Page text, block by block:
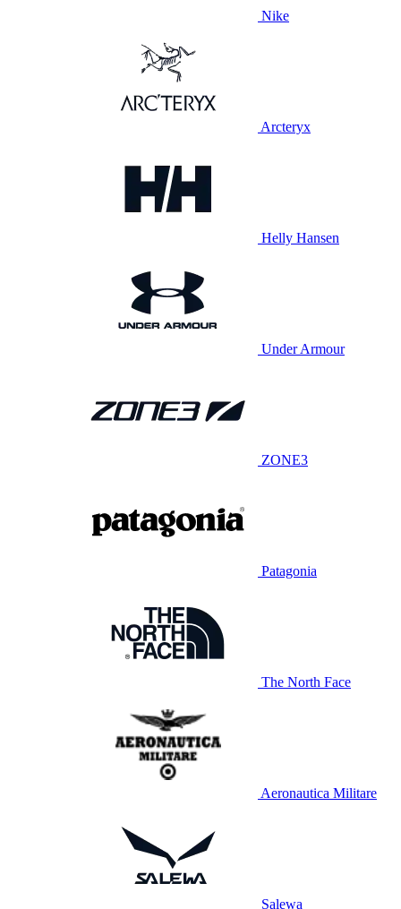
Nike
Arcteryx
Helly Hansen
Under Armour
ZONE3
Patagonia
The North Face
Aeronautica Militare
Salewa